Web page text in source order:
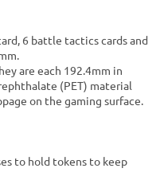
6 battle tactics cards and
are each 192.4mm in
(PET) material
on the gaming surface.
to hold tokens to keep